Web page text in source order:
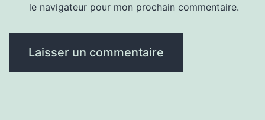
le navigateur pour mon prochain commentaire.